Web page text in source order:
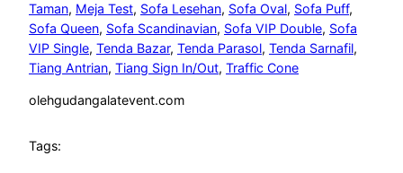
Taman, Meja Test, Sofa Lesehan, Sofa Oval, Sofa Puff
Sofa Queen, Sofa Scandinavian, Sofa VIP Double, Sofa
VIP Single, Tenda Bazar, Tenda Parasol, Tenda Sarnafil
Tiang Antrian, Tiang Sign In/Out, Traffic Cone
olehgudangalatevent.com
Tags: